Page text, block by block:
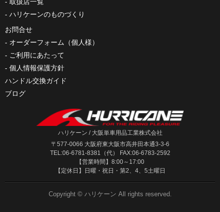
ハリケーンのものづくり
お問合せ
オーダーフォーム（個人様）
ご利用にあたって
個人情報保護方針
ハンドル交換ガイド
ブログ
ハリケーン / 大阪単車用品工業株式会社
〒577-0066 大阪府東大阪市高井田本通3-3-6
TEL:06-6781-8381（代） FAX:06-6783-2592
【営業時間】8:00～17:00
【定休日】日曜・祝日・第2、4、5土曜日
Copyright © ハリケーン All rights reserved.